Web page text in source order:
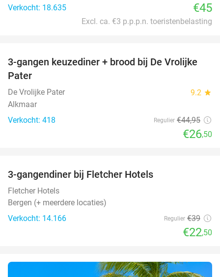
Verkocht: 18.635
€45
Excl. ca. €3 p.p.p.n. toeristenbelasting
41%
3-gangen keuzediner + brood bij De Vrolijke
Pater
De Vrolijke Pater 9.2 star
Alkmaar
Verkocht: 418
Regulier €44,95
€26,50
3-gangendiner bij Fletcher Hotels
Fletcher Hotels
Bergen (+ meerdere locaties)
Verkocht: 14.166
Regulier €39
€22,50